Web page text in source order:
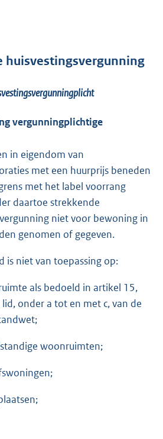
huisvestingsvergunning
vergunningplichtige
in eigendom van
met een huurprijs beneden
met het label voorrang
daartoe strekkende
niet voor bewoning in
genomen of gegeven.
is niet van toepassing op:
als bedoeld in artikel 15,
lid, onder a tot en met c, van de
woonruimten;